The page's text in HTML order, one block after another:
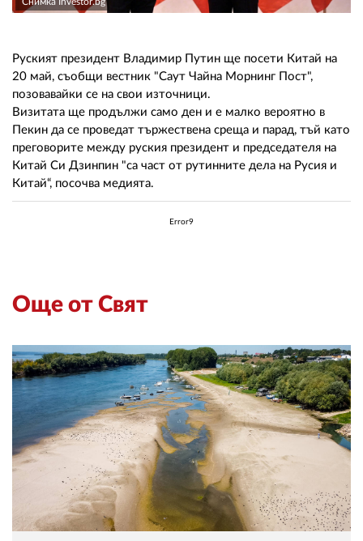
Руският президент Владимир Путин ще посети Китай на
20 май, съобщи вестник "Саут Чайна Морнинг Пост",
позовавайки се на свои източници.
Визитата ще продължи само ден и е малко вероятно в
Пекин да се проведат тържествена среща и парад, тъй като
преговорите между руския президент и председателя на
Китай Си Дзинпин "са част от рутинните дела на Русия и
Китай“, посочва медията.
Error9
Още от Свят